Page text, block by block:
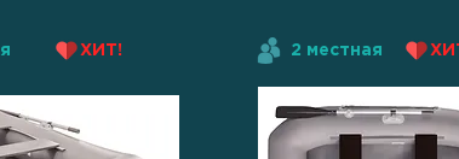
ХИТ! 2 местная